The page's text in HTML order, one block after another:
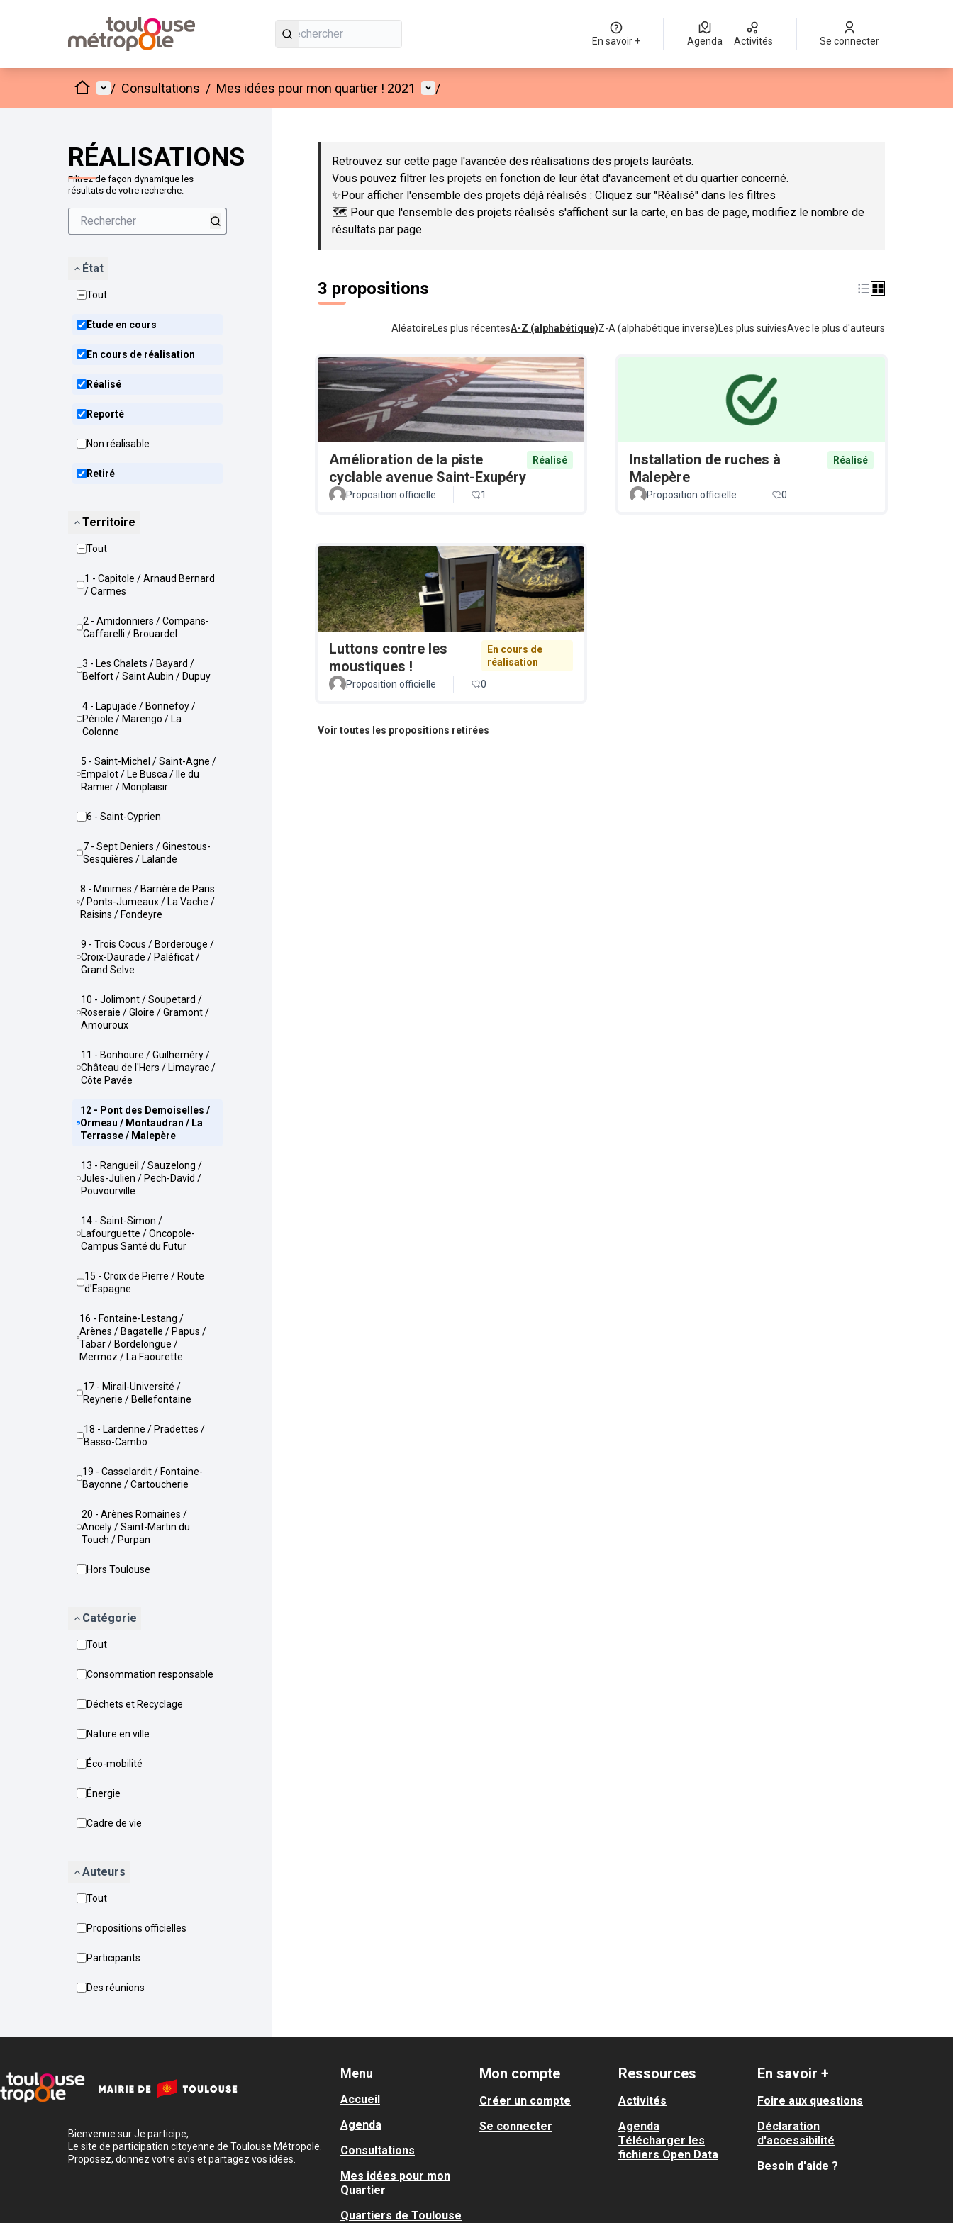
En savoir + Agenda Activités Se connecter
AccueilMenu principal
/ Consultations / Mes idées pour mon quartier ! 2021 Menu utilisateur
/
RÉALISATIONS
Filtrez de façon dynamique les
résultats de votre recherche.
État
Tout
Etude en cours
En cours de réalisation
Réalisé
Reporté
Non réalisable
Retiré
Territoire
Tout
1 - Capitole / Arnaud Bernard
/ Carmes
2 - Amidonniers / Compans-
Caffarelli / Brouardel
3 - Les Chalets / Bayard /
Belfort / Saint Aubin / Dupuy
4 - Lapujade / Bonnefoy /
Périole / Marengo / La
Colonne
5 - Saint-Michel / Saint-Agne /
Empalot / Le Busca / Ile du
Ramier / Monplaisir
6 - Saint-Cyprien
7 - Sept Deniers / Ginestous-
Sesquières / Lalande
8 - Minimes / Barrière de Paris
/ Ponts-Jumeaux / La Vache /
Raisins / Fondeyre
9 - Trois Cocus / Borderouge /
Croix-Daurade / Paléficat /
Grand Selve
10 - Jolimont / Soupetard /
Roseraie / Gloire / Gramont /
Amouroux
11 - Bonhoure / Guilheméry /
Château de l'Hers / Limayrac /
Côte Pavée
12 - Pont des Demoiselles /
Ormeau / Montaudran / La
Terrasse / Malepère
13 - Rangueil / Sauzelong /
Jules-Julien / Pech-David /
Pouvourville
14 - Saint-Simon /
Lafourguette / Oncopole-
Campus Santé du Futur
15 - Croix de Pierre / Route
d'Espagne
16 - Fontaine-Lestang /
Arènes / Bagatelle / Papus /
Tabar / Bordelongue /
Mermoz / La Faourette
17 - Mirail-Université /
Reynerie / Bellefontaine
18 - Lardenne / Pradettes /
Basso-Cambo
19 - Casselardit / Fontaine-
Bayonne / Cartoucherie
20 - Arènes Romaines /
Ancely / Saint-Martin du
Touch / Purpan
Hors Toulouse
Catégorie
Tout
Consommation responsable
Déchets et Recyclage
Nature en ville
Éco-mobilité
Énergie
Cadre de vie
Auteurs
Tout
Propositions officielles
Participants
Des réunions
Passer la carte
Retrouvez sur cette page l'avancée des réalisations des projets lauréats.
Vous pouvez filtrer les projets en fonction de leur état d'avancement et du quartier concerné.
✨Pour afficher l'ensemble des projets déjà réalisés : Cliquez sur "Réalisé" dans les filtres
🗺️ Pour que l'ensemble des projets réalisés s'affichent sur la carte, en bas de page, modifiez le nombre de
résultats par page.
3 propositions
Aléatoire Les plus récentesA-Z (alphabétique)Z-A (alphabétique inverse) Les plus suiviesAvec le plus d'auteurs
Amélioration de la piste
cyclable avenue Saint-Exupéry
Réalisé
Proposition officielle 1
Installation de ruches à
Malepère
Réalisé
Proposition officielle 0
Luttons contre les
moustiques !
En cours de
réalisation
Proposition officielle
0
Voir toutes les propositions retirées
Bienvenue sur Je participe,
Le site de participation citoyenne de Toulouse Métropole.
Proposez, donnez votre avis et partagez vos idées.
Menu
Accueil
Agenda
Consultations
Mes idées pour mon
Quartier
Quartiers de Toulouse
Mon compte
Créer un compte
Se connecter
Ressources
Activités
Agenda
Télécharger les
fichiers Open Data
En savoir +
Foire aux questions
Déclaration
d'accessibilité
Besoin d'aide ?